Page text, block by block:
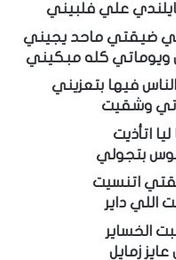
علي فلبيني
في ضيقتي ماحد يجيني
كله مبكيني
فيها بتعزيني
وشقيت
اتأذيت
بتجولي
اتنسيت
داير
الخساير
زمايل